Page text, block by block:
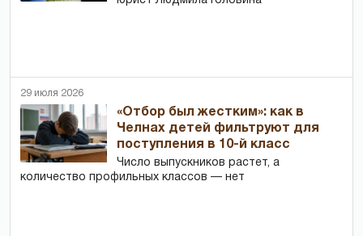
29 июля 2026
«Отбор был жестким»: как в
Челнах детей фильтруют для
поступления в 10-й класс
Число выпускников растет, а
количество профильных классов — нет